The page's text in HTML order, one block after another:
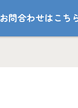
お問合わせはこち